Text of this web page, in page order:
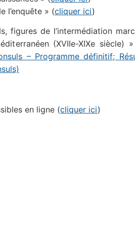
l’enquête » (cliquer ici)
figures de l’intermédiation
(XVIIe-XIXe siècle)
– Programme définitif;
en ligne (cliquer ici)